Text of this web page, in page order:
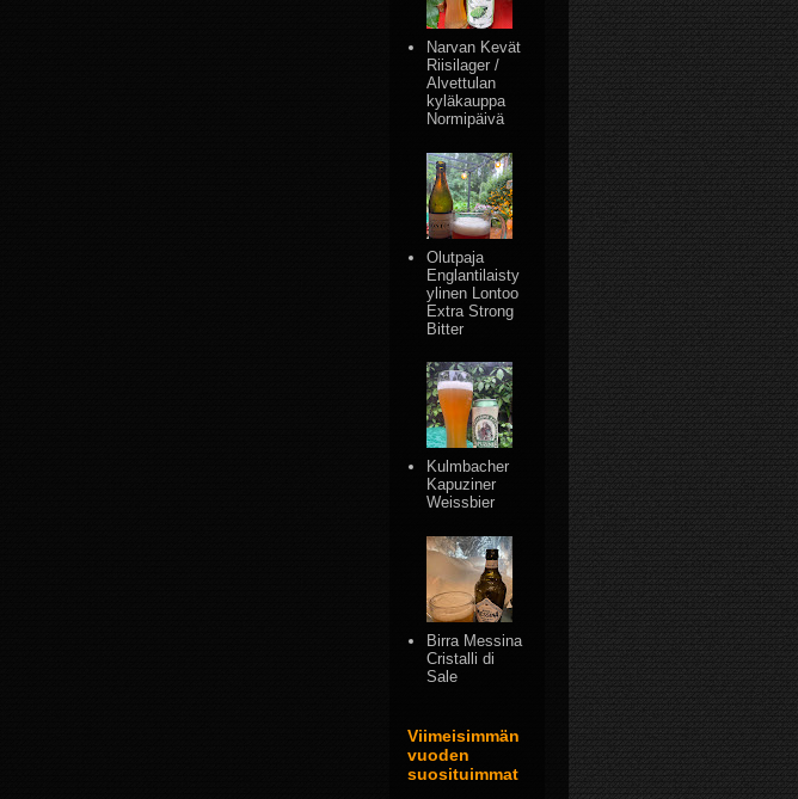
Narvan Kevät
Riisilager /
Alvettulan
kyläkauppa
Normipäivä
Olutpaja
Englantilaisty
ylinen Lontoo
Extra Strong
Bitter
Kulmbacher
Kapuziner
Weissbier
Birra Messina
Cristalli di
Sale
Viimeisimmän
vuoden
suosituimmat